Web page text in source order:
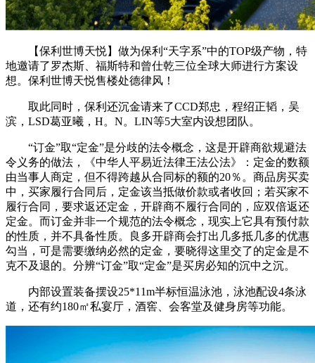
【保利世博天悦】做为保利“天字系”中的TOP级产物，特
地邀请了罗杰斯、福斯特和曾仕乾三位全球大师进行方案设
想。保利世博天悦售楼处德律风！
取此同时，保利还沉金请来了CCD郑忠，程绍正韬，吴
滨，LSD葛亚曦，H。N。LIN等5大室内设想团队。
“订金”取“定金”是分歧的法令概念，这是开辟商欲规避法
令义务的做法，《中华人平易近法律王法公法》：定金的数额
由当事人商定，但不得跨越从合同标的额的20％。商品房买卖
中，买家履行合同后，定金该当抵做价款或者收回；若买家不
履行合同，要求返还定金，开辟商不履行合同的，应双倍返还
定金。而订金并非一个规范的法令概念，现实上它具有预付款
的性质，并不具备性质。良多开辟商会打出几多抵几多的优惠
勾当，可是需要缴纳必然的定金，要晓得这里交了的定金是不
克不及退的。分辨“订金”取“定金”是买房必知的沉中之沉。
内部设置装备摆设25*11m半标恒温泳池，泳池配设4条泳
道，还有约180㎡私宴厅，酒窖、会客堂及健身房等功能。